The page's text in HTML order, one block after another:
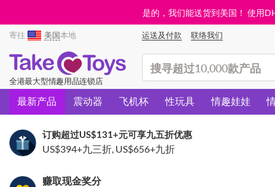
是的，我们能送货到美国！ 使用
寄往 美国本地 运送及付款 联络我们
全港最大型情趣用品连锁店
最新产品 震动器 飞机杯 性玩具 情趣娃娃
订购超过US$131+元可享九五折优惠
US$394+九三折, US$656+九折
赚取现金奖分